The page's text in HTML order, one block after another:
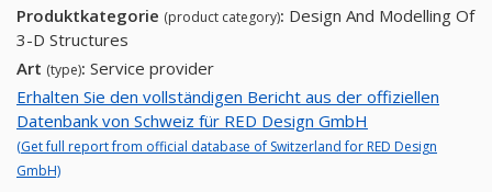
Produktkategorie (product category): Design And Modelling Of
3-D Structures
Art (type): Service provider
Erhalten Sie den vollständigen Bericht aus der offiziellen
Datenbank von Schweiz für RED Design GmbH
(Get full report from official database of Switzerland for RED Design
GmbH)